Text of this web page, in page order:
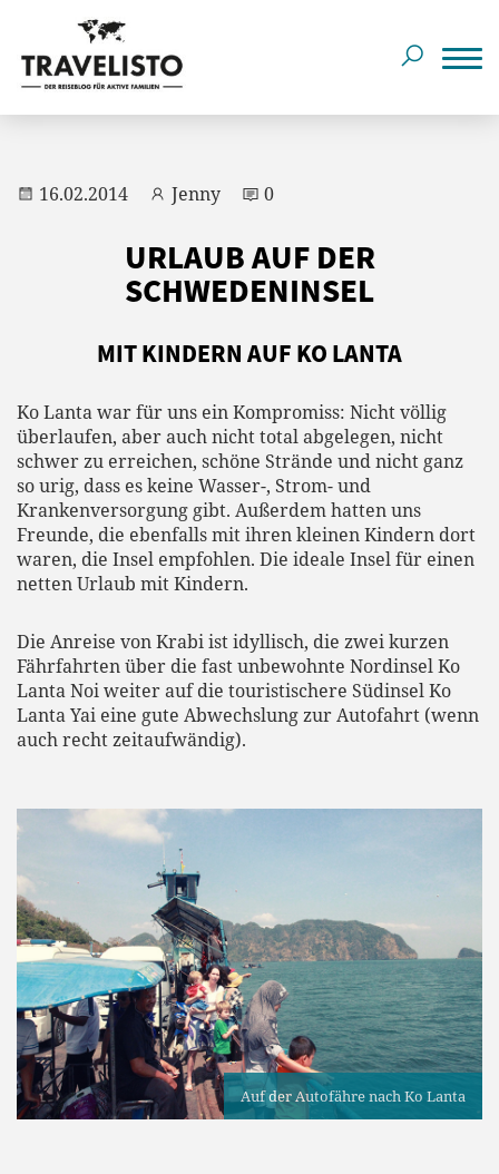
16.02.2014 Jenny 0
URLAUB AUF DER
SCHWEDENINSEL
MIT KINDERN AUF KO LANTA
Ko Lanta war für uns ein Kompromiss: Nicht völlig
überlaufen, aber auch nicht total abgelegen, nicht
schwer zu erreichen, schöne Strände und nicht ganz
so urig, dass es keine Wasser-, Strom- und
Krankenversorgung gibt. Außerdem hatten uns
Freunde, die ebenfalls mit ihren kleinen Kindern dort
waren, die Insel empfohlen. Die ideale Insel für einen
netten Urlaub mit Kindern.
Die Anreise von Krabi ist idyllisch, die zwei kurzen
Fährfahrten über die fast unbewohnte Nordinsel Ko
Lanta Noi weiter auf die touristischere Südinsel Ko
Lanta Yai eine gute Abwechslung zur Autofahrt (wenn
auch recht zeitaufwändig).
Auf der Autofähre nach Ko Lanta